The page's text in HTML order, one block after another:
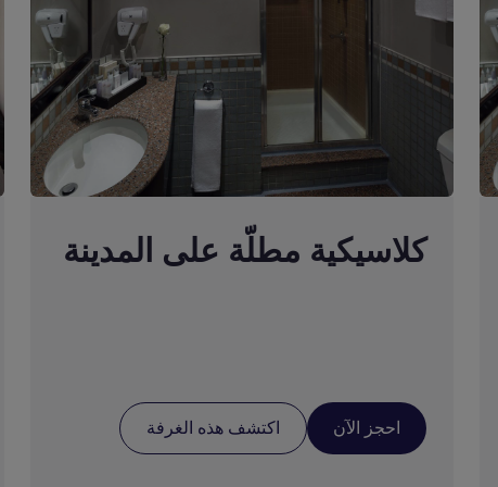
كلاسيكية مطلّة على المدينة
احجز الآن اكتشف هذه الغرفة